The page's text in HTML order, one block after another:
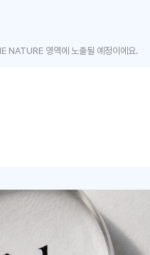
NATURE 영역에 노출될 예정이에요.